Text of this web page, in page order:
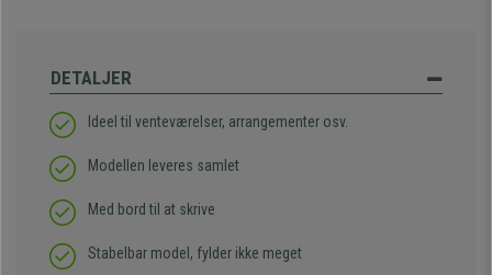
DETALJER
Ideel til venteværelser, arrangementer osv.
Modellen leveres samlet
Med bord til at skrive
Stabelbar model, fylder ikke meget